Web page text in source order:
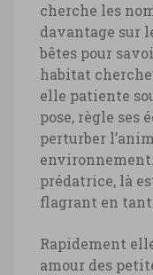
cherche les
davantage sur
bêtes pour
habitat
elle patiente
pose, règle ses
perturber
environnement.
prédatrice, là
flagrant en tant
Rapidement
amour des